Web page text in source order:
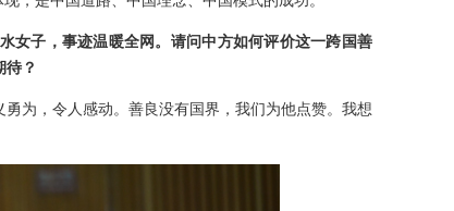
女子，事迹温暖全网。请问中方如何评价这一跨国善
待？
为，令人感动。善良没有国界，我们为他点赞。我想